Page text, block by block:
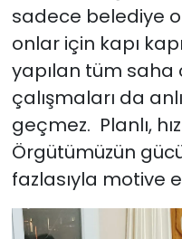
sadece belediye
onlar için kapı
yapılan tüm saha
çalışmaları da
geçmez. Planlı,
Örgütümüzün
fazlasıyla motive